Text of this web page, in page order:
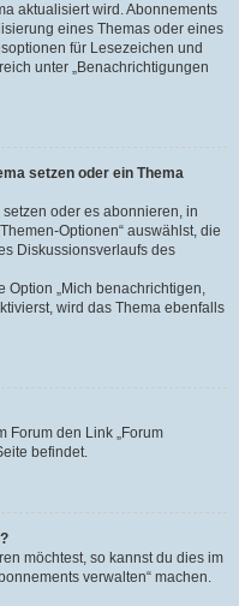
aktualisiert wird. Abonnements
eines Themas oder eines
für Lesezeichen und
unter „Benachrichtigungen
setzen oder ein Thema
oder es abonnieren, in
Optionen“ auswählst, die
Diskussionsverlaufs des
Option „Mich benachrichtigen,
wird das Thema ebenfalls
Forum den Link „Forum
befindet.
möchtest, so kannst du dies im
verwalten“ machen.